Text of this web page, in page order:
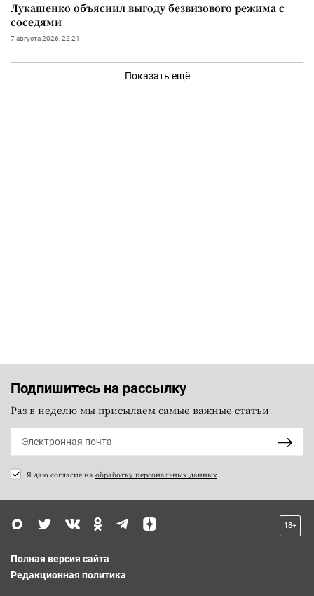
Лукашенко объяснил выгоду безвизового режима с
соседями
7 августа 2026, 22:21
Показать ещё
Подпишитесь на рассылку
Раз в неделю мы присылаем самые важные статьи
Я даю согласие на обработку персональных данных
18+
Полная версия сайта
Редакционная политика